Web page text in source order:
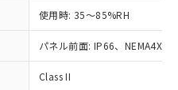
使用時: 35～85%RH
パネル前面: IP66、NEMA4X,
Class II
サイト上で当社にご
ストについて、当社
利用者が、当社の製
するお客様との取
囲で利用すること
ンロード
ダウンロードするこ
キャンセル